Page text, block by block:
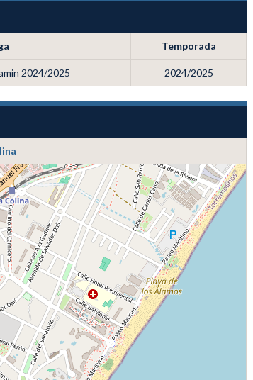
Temporada
2024/2025 2024/2025